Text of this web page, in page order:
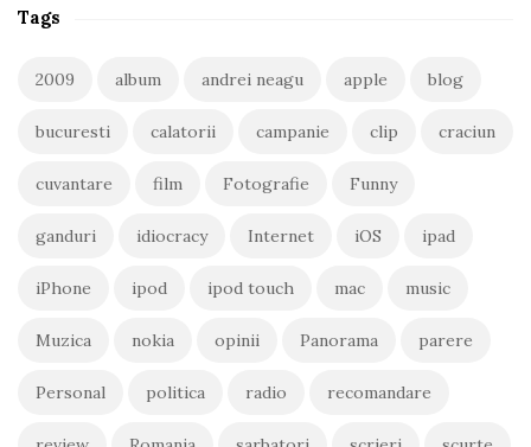
Tags
2009 album andrei neagu apple blog
bucuresti calatorii campanie clip craciun
cuvantare film Fotografie Funny
ganduri idiocracy Internet iOS ipad
iPhone ipod ipod touch mac music
Muzica nokia opinii Panorama parere
Personal politica radio recomandare